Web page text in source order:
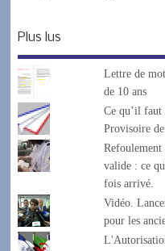
Plus lus
Lettre de
de 10 ans
Ce qu’il
Provisoire
valide : ce
fois arrivé.
Vidéo.
pour les